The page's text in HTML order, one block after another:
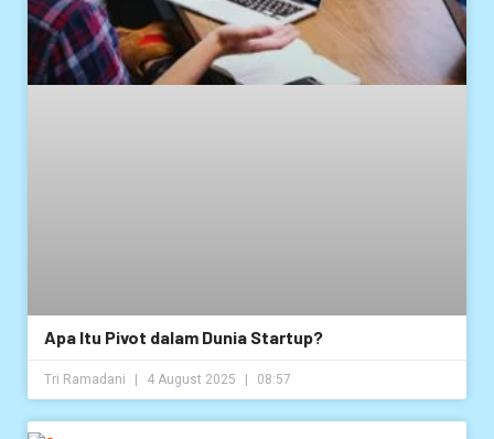
Apa Itu Pivot dalam Dunia Startup?
Tri Ramadani 4 August 2025 08:57